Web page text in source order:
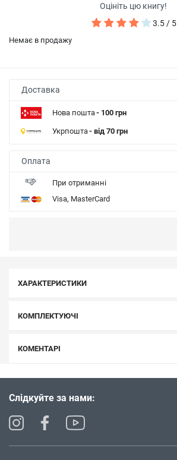
Оцініть цю книгу!
3.5 / 5
Немає в продажу
Доставка
Нова пошта- 100 грн
Укрпошта- від 70 грн
Оплата
При отриманні
Visa, MasterCard
ХАРАКТЕРИСТИКИ
КОМПЛЕКТУЮЧІ
КОМЕНТАРІ
Слідкуйте за нами: